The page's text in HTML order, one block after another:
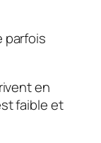
parfois
en
faible et